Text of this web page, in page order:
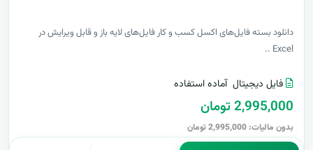
دانلود بسته فایل‌های اکسل کسب و کار فایل‌های لایه باز و قابل ویرایش در
Excel ..
فایل دیجیتال آماده استفاده
2,995,000 تومان
بدون مالیات: 2,995,000 تومان